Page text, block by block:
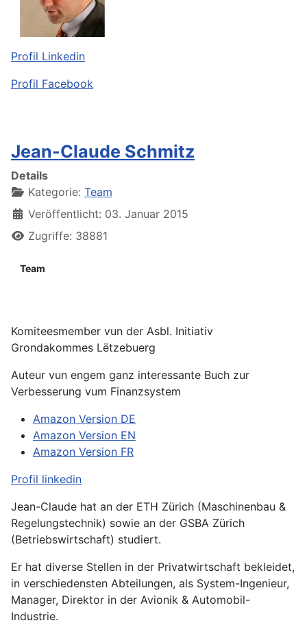
Profil Linkedin
Profil Facebook
Jean-Claude Schmitz
Details
Kategorie: Team
Veröffentlicht: 03. Januar 2015
Zugriffe: 38881
Team
Komiteesmember vun der Asbl. Initiativ
Grondakommes Lëtzebuerg
Auteur vun engem ganz interessante Buch zur
Verbesserung vum Finanzsystem
Amazon Version DE
Amazon Version EN
Amazon Version FR
Profil linkedin
Jean-Claude hat an der ETH Zürich (Maschinenbau &
Regelungstechnik) sowie an der GSBA Zürich
(Betriebswirtschaft) studiert.
Er hat diverse Stellen in der Privatwirtschaft bekleidet,
in verschiedensten Abteilungen, als System-Ingenieur,
Manager, Direktor in der Avionik & Automobil-
Industrie.